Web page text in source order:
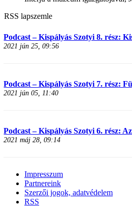
RSS lapszemle
Podcast – Kispályás Szotyi 8. rész:
2021 jún 25, 09:56
Podcast – Kispályás Szotyi 7. rész:
2021 jún 05, 11:40
Podcast – Kispályás Szotyi 6. rész:
2021 máj 28, 09:14
Impresszum
Partnereink
Szerzői jogok, adatvédelem
RSS